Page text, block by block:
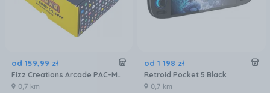
od 159,99 zł
Fizz Creations Arcade PAC-MAN Plug & Play 320119
0,7 km
od 1 198 zł
Retroid Pocket 5 Black
0,7 km